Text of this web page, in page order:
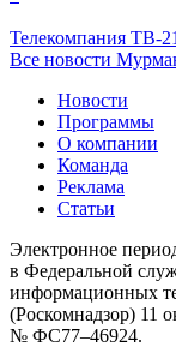
Телекомпания ТВ-21
Все новости
Новости
Программы
О компании
Команда
Реклама
Статьи
Электронное
в Федеральной
информационных
(Роскомнадзор) 11
№ ФС77–46924.